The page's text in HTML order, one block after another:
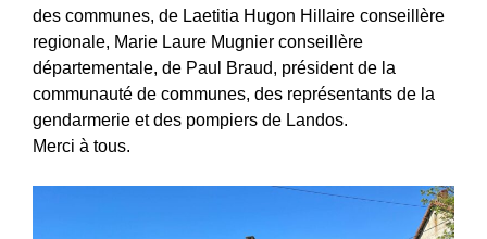
des communes, de Laetitia Hugon Hillaire conseillère
regionale, Marie Laure Mugnier conseillère
départementale, de Paul Braud, président de la
communauté de communes, des représentants de la
gendarmerie et des pompiers de Landos.
Merci à tous.